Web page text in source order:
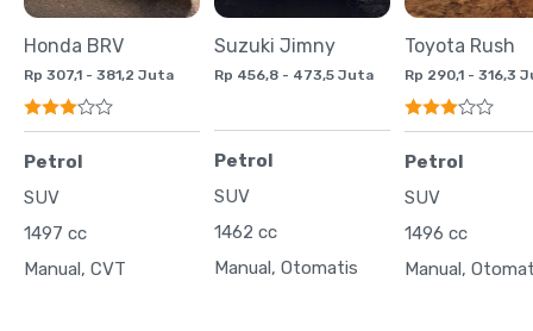
Honda BRV
Rp 307,1 - 381,2 Juta
Petrol
SUV
1497 cc
Manual, CVT
Suzuki Jimny
Rp 456,8 - 473,5 Juta
Petrol
SUV
1462 cc
Manual, Otomatis
Toyota Rush
Rp 290,1 - 316,3
Petrol
SUV
1496 cc
Manual,